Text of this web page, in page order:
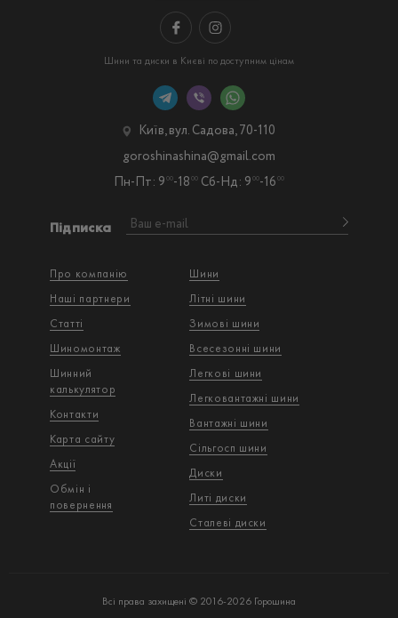
Шини та диски в Києві по доступним цінам
Про компанію
Наші партнери
Статті
Шиномонтаж
Шинний
калькулятор
Контакти
Карта сайту
Акції
Обмін і
повернення
Шини
Літні шини
Зимові шини
Всесезонні шини
Легкові шини
Легковантажнi шини
Вантажнi шини
Сільгосп шини
Диски
Литі диски
Сталеві диски
Підписка
Київ, вул. Садова, 70-110
Пн-Пт: 9 00-18 00 Сб-Нд: 9 00-16 00
goroshinashina@gmail.com
Всі права захищені © 2016-2026 Горошина